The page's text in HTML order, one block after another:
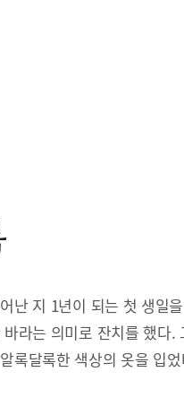
난 지 1년이 되는 첫 생일
라는 의미로 잔치를 했다
록달록한 색상의 옷을 입